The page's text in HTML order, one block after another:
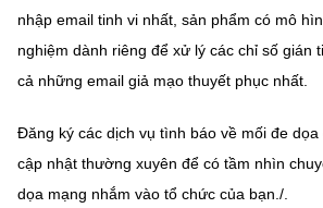
nhập email tinh vi nhất, sản phẩm có mô
nghiệm dành riêng để xử lý các chỉ số gián
cả những email giả mạo thuyết phục nhất.
Đăng ký các dịch vụ tình báo về mối đe
cập nhật thường xuyên để có tầm nhìn
dọa mạng nhắm vào tổ chức của bạn./.